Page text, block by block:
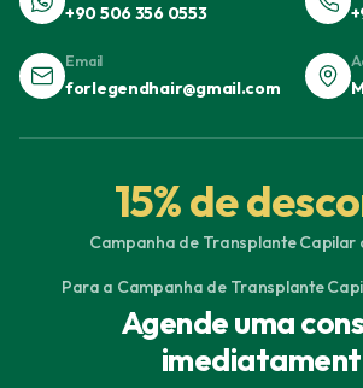
+90 506 356 0553
Email
forlegendhair@gmail.com
15% de
Campanha de Transplante Capilar
Para a Campanha de Transplante
Agende uma